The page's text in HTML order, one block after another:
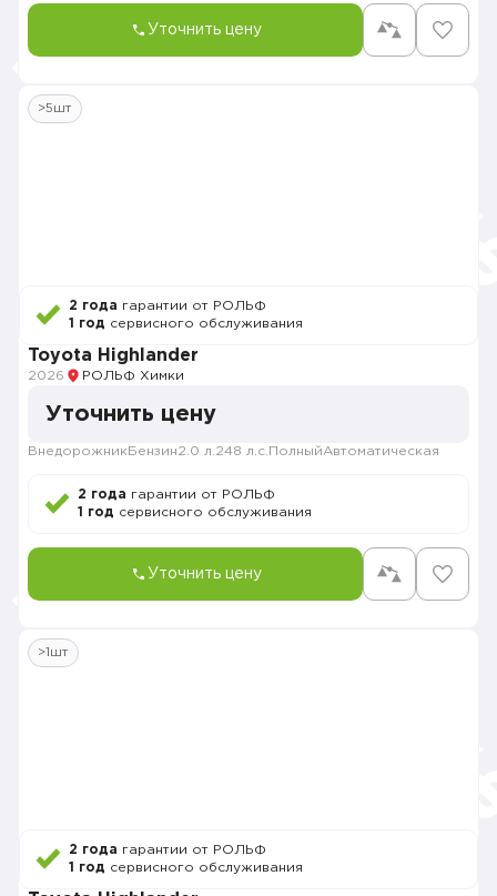
Уточнить цену
>5шт
2 года гарантии от РОЛЬФ
1 год сервисного обслуживания
Toyota Highlander
2026 РОЛЬФ Химки
Уточнить цену
Внедорожник Бензин2.0 л. 248 л.с. ПолныйАвтоматическая
2 года гарантии от РОЛЬФ
1 год сервисного обслуживания
Уточнить цену
>1шт
2 года гарантии от РОЛЬФ
1 год сервисного обслуживания